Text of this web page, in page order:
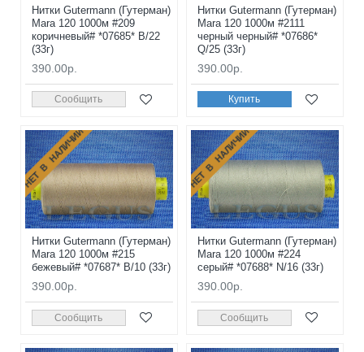
Нитки Gutermann (Гутерман)
Mara 120 1000м #209
коричневый# *07685* B/22
(33г)
390.00р.
Сообщить
Нитки Gutermann (Гутерман)
Mara 120 1000м #2111
черный черный# *07686*
Q/25 (33г)
390.00р.
Купить
НЕТ В НАЛИЧИИ
Нитки Gutermann (Гутерман)
Mara 120 1000м #215
бежевый# *07687* B/10 (33г)
390.00р.
Сообщить
НЕТ В НАЛИЧИИ
Нитки Gutermann (Гутерман)
Mara 120 1000м #224
серый# *07688* N/16 (33г)
390.00р.
Сообщить